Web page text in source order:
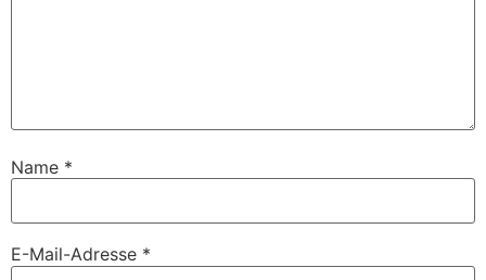
Name *
E-Mail-Adresse *